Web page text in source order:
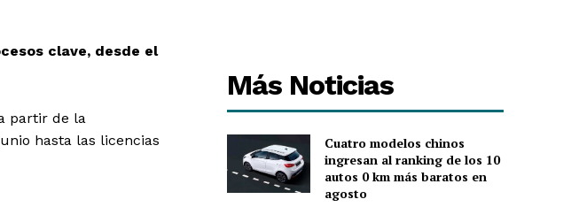
clave, desde el
partir de la
hasta las licencias
Más Noticias
Cuatro modelos chinos
ingresan al ranking de los 10
autos 0 km más baratos en
agosto